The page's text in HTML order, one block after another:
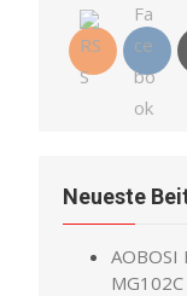
Neueste
AOBOSI